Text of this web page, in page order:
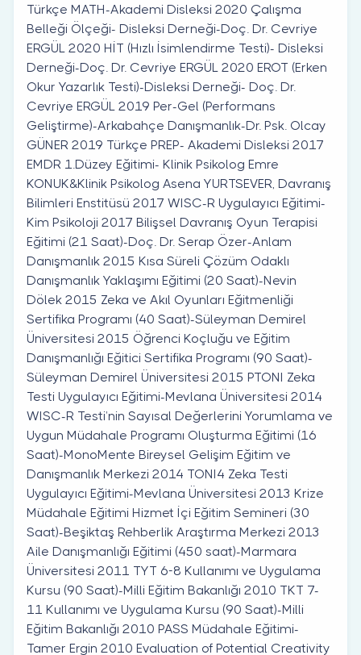
Türkçe MATH-Akademi Disleksi 2020 Çalışma
Belleği Ölçeği- Disleksi Derneği-Doç. Dr. Cevriye
ERGÜL 2020 HİT (Hızlı İsimlendirme Testi)- Disleksi
Derneği-Doç. Dr. Cevriye ERGÜL 2020 EROT (Erken
Okur Yazarlık Testi)-Disleksi Derneği- Doç. Dr.
Cevriye ERGÜL 2019 Per-Gel (Performans
Geliştirme)-Arkabahçe Danışmanlık-Dr. Psk. Olcay
GÜNER 2019 Türkçe PREP- Akademi Disleksi 2017
EMDR 1.Düzey Eğitimi- Klinik Psikolog Emre
KONUK&Klinik Psikolog Asena YURTSEVER, Davranış
Bilimleri Enstitüsü 2017 WISC-R Uygulayıcı Eğitimi-
Kim Psikoloji 2017 Bilişsel Davranış Oyun Terapisi
Eğitimi (21 Saat)-Doç. Dr. Serap Özer-Anlam
Danışmanlık 2015 Kısa Süreli Çözüm Odaklı
Danışmanlık Yaklaşımı Eğitimi (20 Saat)-Nevin
Dölek 2015 Zeka ve Akıl Oyunları Eğitmenliği
Sertifika Programı (40 Saat)-Süleyman Demirel
Üniversitesi 2015 Öğrenci Koçluğu ve Eğitim
Danışmanlığı Eğitici Sertifika Programı (90 Saat)-
Süleyman Demirel Üniversitesi 2015 PTONI Zeka
Testi Uygulayıcı Eğitimi-Mevlana Üniversitesi 2014
WISC-R Testi’nin Sayısal Değerlerini Yorumlama ve
Uygun Müdahale Programı Oluşturma Eğitimi (16
Saat)-MonoMente Bireysel Gelişim Eğitim ve
Danışmanlık Merkezi 2014 TONI4 Zeka Testi
Uygulayıcı Eğitimi-Mevlana Üniversitesi 2013 Krize
Müdahale Eğitimi Hizmet İçi Eğitim Semineri (30
Saat)-Beşiktaş Rehberlik Araştırma Merkezi 2013
Aile Danışmanlığı Eğitimi (450 saat)-Marmara
Üniversitesi 2011 TYT 6-8 Kullanımı ve Uygulama
Kursu (90 Saat)-Milli Eğitim Bakanlığı 2010 TKT 7-
11 Kullanımı ve Uygulama Kursu (90 Saat)-Milli
Eğitim Bakanlığı 2010 PASS Müdahale Eğitimi-
Tamer Ergin 2010 Evaluation of Potential Creativity